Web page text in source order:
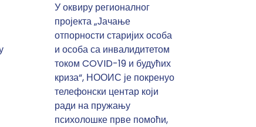
У оквиру регионалног
пројекта „Јачање
отпорности старијих особа
и особа са инвалидитетом
током COVID-19 и будућих
криза“, НООИС је покренуо
телефонски центар који
ради на пружању
психолошке прве помоћи,